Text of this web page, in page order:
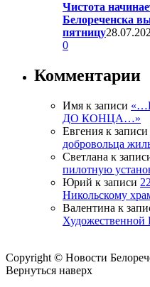
Чистота
Белореченска
пятницу
0
Комментарии
Имя к записи
ДО КОНЦА…»
Евгения к записи
добровольца
Светлана к
пилотную
Юрий к записи
Никольскому
Валентина к
Copyright © Новости
Вернуться наверх